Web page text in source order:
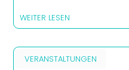
WEITER LESEN
VERANSTALTUNGEN